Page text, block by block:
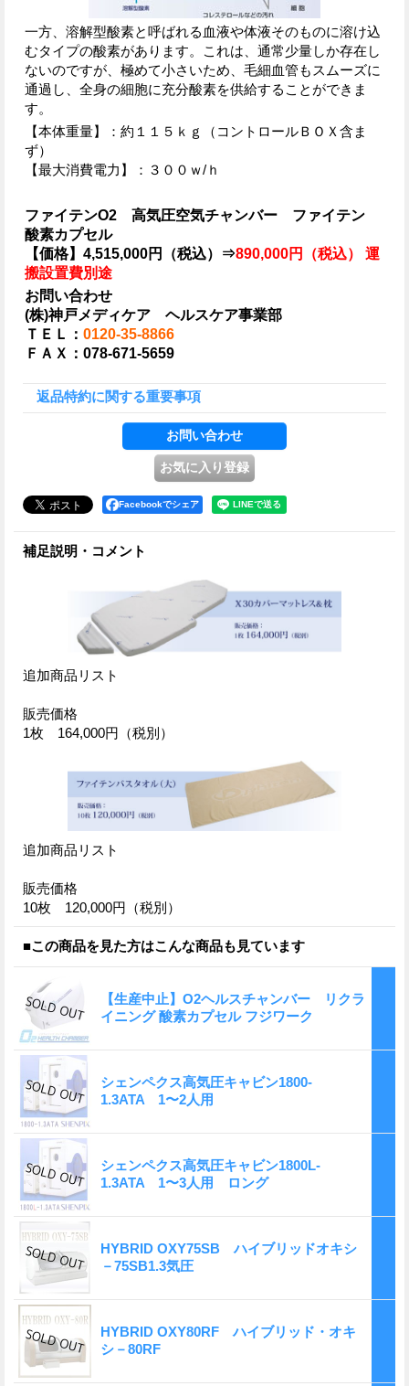
一方、溶解型酸素と呼ばれる血液や体液そのものに溶け込
むタイプの酸素があります。これは、通常少量しか存在し
ないのですが、極めて小さいため、毛細血管もスムーズに
通過し、全身の細胞に充分酸素を供給することができま
す。
【本体重量】：約１１５ｋｇ（コントロールＢＯＸ含ま
ず）
【最大消費電力】：３００ｗ/ｈ
ファイテンO2 高気圧空気チャンバー ファイテン
酸素カプセル
【価格】4,515,000円（税込）⇒890,000円（税込） 運
搬設置費別途
お問い合わせ
(株)神戸メディケア ヘルスケア事業部
ＴＥＬ： 0120-35-8866
ＦＡＸ：078-671-5659
返品特約に関する重要事項
Facebookでシェア
補足説明・コメント
追加商品リスト
販売価格
1枚 164,000円（税別）
追加商品リスト
販売価格
10枚 120,000円（税別）
■この商品を見た方はこんな商品も見ています
【生産中止】O2ヘルスチャンバー リクラ
イニング 酸素カプセル フジワーク
シェンペクス高気圧キャビン1800-
1.3ATA 1〜2人用
シェンペクス高気圧キャビン1800L-
1.3ATA 1〜3人用 ロング
HYBRID OXY75SB ハイブリッドオキシ
－75SB1.3気圧
HYBRID OXY80RF ハイブリッド・オキ
シ－80RF